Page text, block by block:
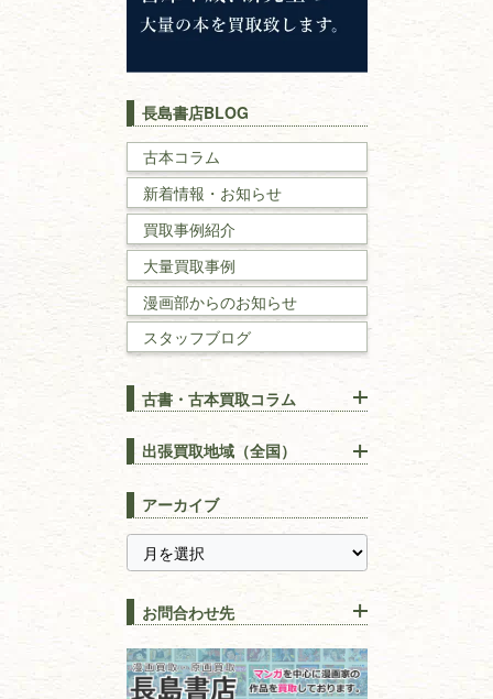
キリスト教
世界史・
戦記・戦史
国文学・国語学
理工書
数学書・物理学書
建築書
漢方・鍼灸・東洋医学
易学・占い
スピリチュアル・ 精神世界
全集・
趣味・教養
書道
長島書店BLOG
古本コラム
新着情報・お知らせ
買取事例紹介
大量買取事例
漫画部からのお知らせ
スタッフブログ
古書・古本買取コラム
【出張買取】古本の大量買取
りOK！効率的に売る方法
長島書店の便利な買取サービ
ス
【持ち込み買取】店頭で簡単
に古本を売るメリットとは？
上手な売り方のコツを解説
因！適切な管理で長持ちさせ
るコツ
出張買取地域（全国）
千葉県
神奈川県
静岡県
山梨県
新潟県
長野県
愛知県
石川県
福井県
アーカイブ
お問合わせ先